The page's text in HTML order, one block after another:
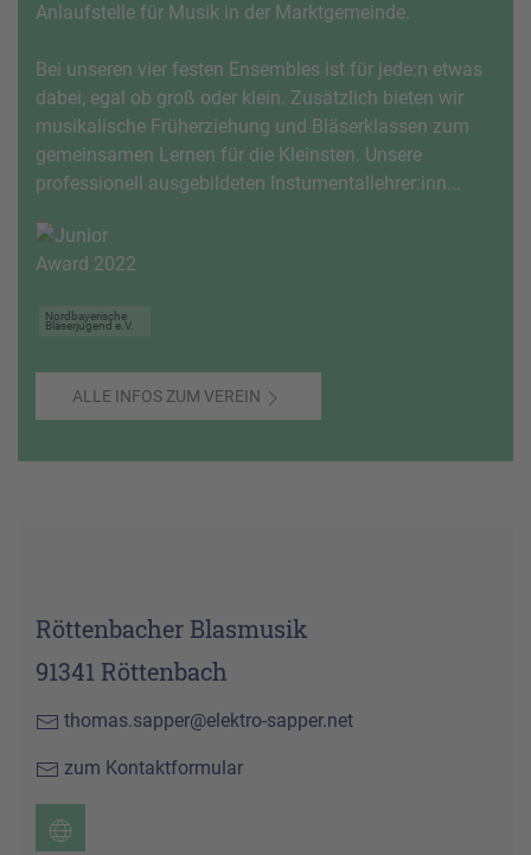
Anlaufstelle für Musik in der Marktgemeinde.
Bei unseren vier festen Ensembles ist für jede:n etwas
dabei, egal ob groß oder klein. Zusätzlich bieten wir
musikalische Früherziehung und Bläserklassen zum
gemeinsamen Lernen für die Kleinsten. Unsere
professionell ausgebildeten Instumentallehrer:inn...
Nordbayerische
Bläserjugend e.V.
ALLE INFOS ZUM VEREIN
Röttenbacher Blasmusik
91341 Röttenbach
thomas.sapper@elektro-sapper.net
zum Kontaktformular